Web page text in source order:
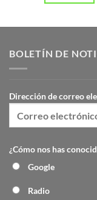
BOLETÍN DE
Dirección de correo
¿Cómo nos has
Google
Radio